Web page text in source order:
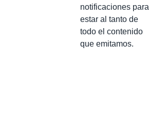
notificaciones para
estar al tanto de
todo el contenido
que emitamos.